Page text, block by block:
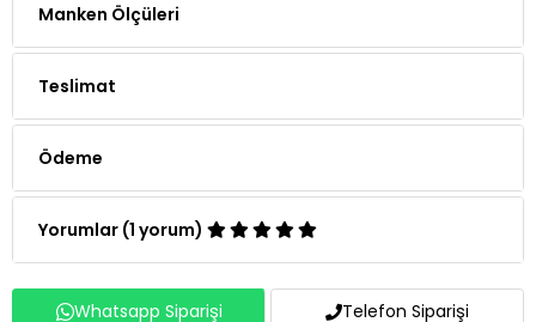
Manken Ölçüleri
Teslimat
Ödeme
Yorumlar (1 yorum)
Whatsapp Siparişi Telefon Siparişi